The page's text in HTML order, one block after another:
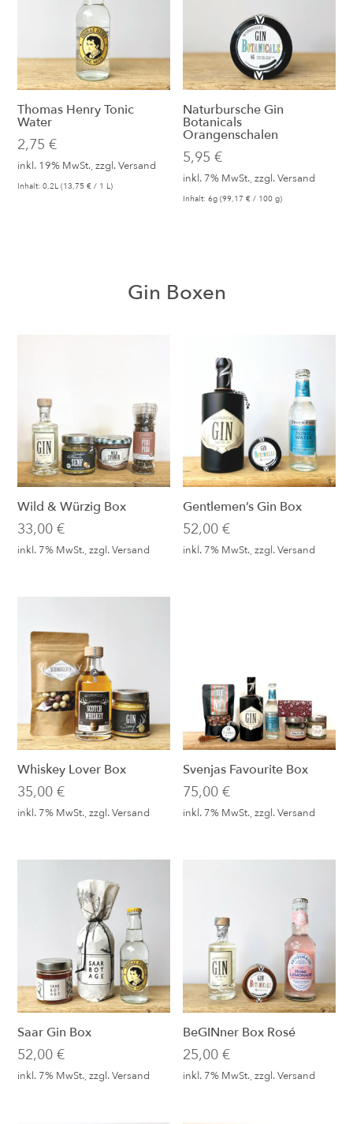
Thomas Henry Tonic
Water
2,75€
inkl. 19% MwSt., zzgl.Versand
Inhalt: 0,2L (13,75€ / 1 L)
Naturbursche Gin
Botanicals
Orangenschalen
5,95€
inkl. 7% MwSt., zzgl.Versand
Inhalt: 6g (99,17€ / 100 g)
Gin Boxen
Wild & Würzig Box
33,00€
inkl. 7% MwSt., zzgl.Versand
Gentlemen’s Gin Box
52,00€
inkl. 7% MwSt., zzgl.Versand
Whiskey Lover Box
35,00€
inkl. 7% MwSt., zzgl.Versand
Svenjas Favourite Box
75,00€
inkl. 7% MwSt., zzgl.Versand
Saar Gin Box
52,00€
inkl. 7% MwSt., zzgl.Versand
BeGINner Box Rosé
25,00€
inkl. 7% MwSt., zzgl.Versand